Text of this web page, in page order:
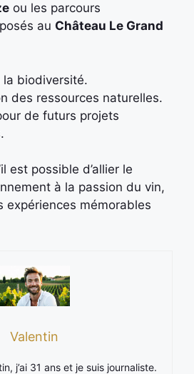
ou les parcours
au Château Le Grand
la biodiversité.
des ressources naturelles.
de futurs projets
est possible d’allier le
à la passion du vin,
mémorables
Valentin
j’ai 31 ans et je suis journaliste.